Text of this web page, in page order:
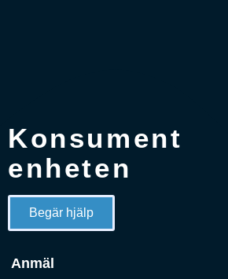
Konsument
enheten
Begär hjälp
Anmäl